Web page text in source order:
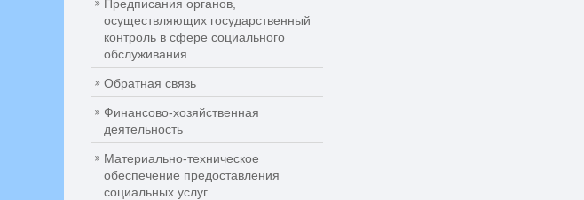
Предписания органов,
осуществляющих государственный
контроль в сфере социального
обслуживания
Обратная связь
Финансово-хозяйственная
деятельность
Материально-техническое
обеспечение предоставления
социальных услуг